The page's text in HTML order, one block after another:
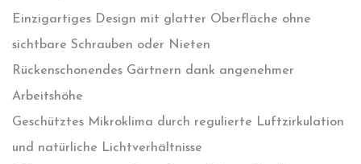
Einzigartiges Design mit glatter Oberfläche ohne
sichtbare Schrauben oder Nieten
Rückenschonendes Gärtnern dank angenehmer
Arbeitshöhe
Geschütztes Mikroklima durch regulierte Luftzirkulation
und natürliche Lichtverhältnisse